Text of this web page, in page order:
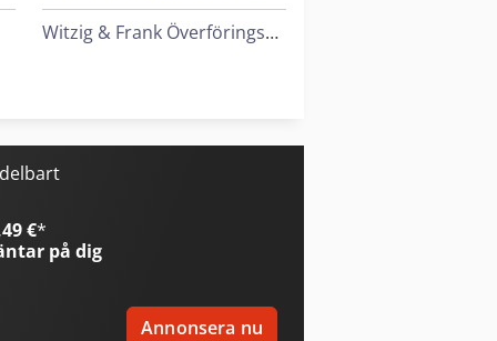
Witzig & Frank Överföringsmaskiner
€*
på dig
Annonsera nu